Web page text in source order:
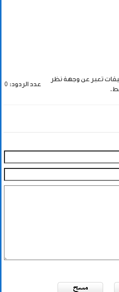
تعبر عن وجهة نظر
عدد الردود: 0